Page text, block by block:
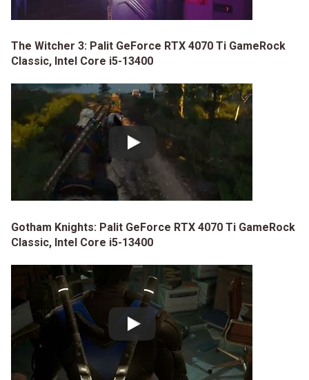
The Witcher 3: Palit GeForce RTX 4070 Ti GameRock
Classic, Intel Core i5-13400
Gotham Knights: Palit GeForce RTX 4070 Ti GameRock
Classic, Intel Core i5-13400